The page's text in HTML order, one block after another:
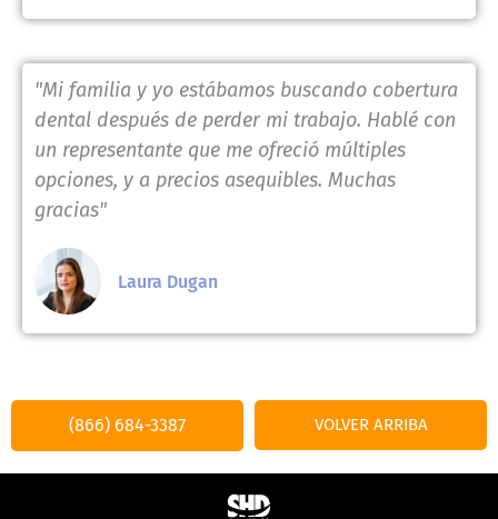
"Mi familia y yo estábamos buscando cobertura
dental después de perder mi trabajo. Hablé con
un representante que me ofreció múltiples
opciones, y a precios asequibles. Muchas
gracias"
Laura Dugan
(866) 684-3387 VOLVER ARRIBA